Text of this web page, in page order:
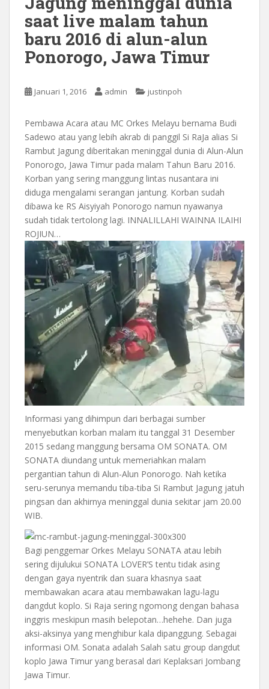
saat live malam tahun
baru 2016 di alun-alun
Ponorogo, Jawa Timur
Januari 1, 2016 admin justinpoh
Pembawa Acara atau MC Orkes Melayu bernama Budi
Sadewo atau yang lebih akrab di panggil Si RaJa alias Si
Rambut Jagung diberitakan meninggal dunia di Alun-Alun
Ponorogo, Jawa Timur pada malam Tahun Baru 2016.
Korban yang sering manggung lintas nusantara ini
diduga mengalami serangan jantung. Korban sudah
dibawa ke RS Aisyiyah Ponorogo namun nyawanya
sudah tidak tertolong lagi. INNALILLAHI WAINNA ILAIHI
ROJIUN…
Informasi yang dihimpun dari berbagai sumber
menyebutkan korban malam itu tanggal 31 Desember
2015 sedang manggung bersama OM SONATA. OM
SONATA diundang untuk memeriahkan malam
pergantian tahun di Alun-Alun Ponorogo. Nah ketika
seru-serunya memandu tiba-tiba Si Rambut Jagung jatuh
pingsan dan akhirnya meninggal dunia sekitar jam 20.00
WIB.
Bagi penggemar Orkes Melayu SONATA atau lebih
sering dijulukui SONATA LOVER’S tentu tidak asing
dengan gaya nyentrik dan suara khasnya saat
membawakan acara atau membawakan lagu-lagu
dangdut koplo. Si Raja sering ngomong dengan bahasa
inggris meskipun masih belepotan…hehehe. Dan juga
aksi-aksinya yang menghibur kala dipanggung. Sebagai
informasi OM. Sonata adalah Salah satu group dangdut
koplo Jawa Timur yang berasal dari Keplaksari Jombang
Jawa Timur.